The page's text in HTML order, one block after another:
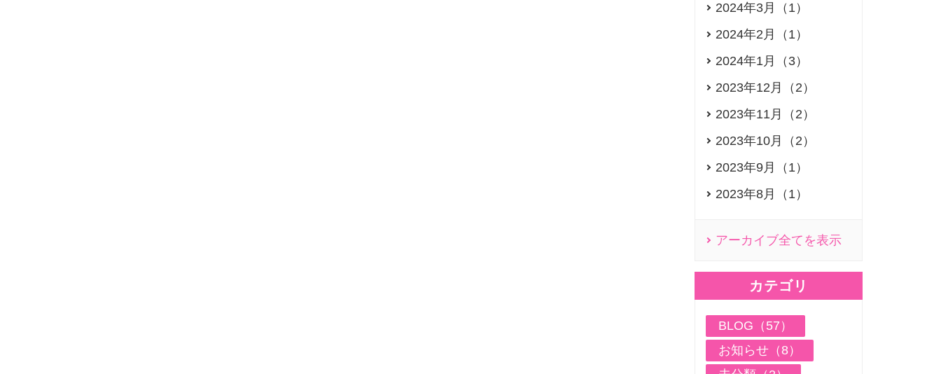
2024年3月（1）
2024年2月（1）
2024年1月（3）
2023年12月（2）
2023年11月（2）
2023年10月（2）
2023年9月（1）
2023年8月（1）
アーカイブ全てを表示
カテゴリ
BLOG（57）
お知らせ（8）